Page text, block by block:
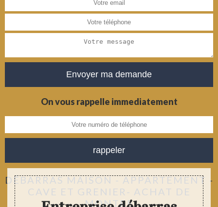
On vous rappelle immediatement
DÉBARRAS MAISON - APPARTEMENT -
CAVE ET GRENIER- ACHAT DE
MONTRE